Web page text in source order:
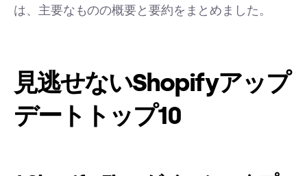
は、主要なものの概要と要約をまとめました。
見逃せないShopifyアップ
デートトップ10